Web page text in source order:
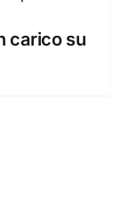
carico su